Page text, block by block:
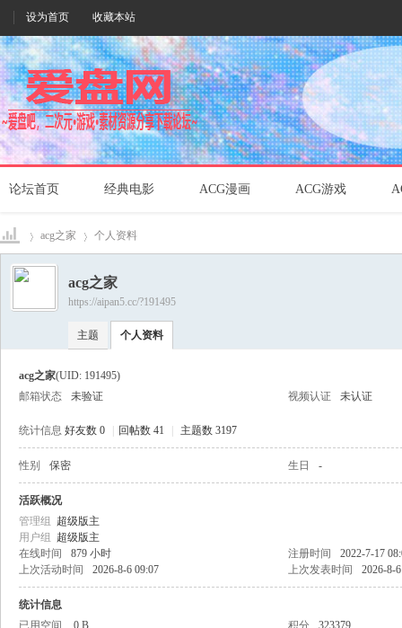
设为首页 收藏本站
论坛首页 经典电影 ACG漫画 ACG游戏
爱盘›
acg之家 个人资料
acg之家
https://aipan5.cc/?191495
主题 个人资料
acg之家(UID: 191495)
邮箱状态
未验证 视频认证 未认证
统计信息 好友数 0 回帖数 41 主题数 3197
性别 保密 生日 -
活跃概况
管理组 超级版主
用户组 超级版主
在线时间
879 小时 注册时间
2022-7-17
上次活动时间
2026-8-6 09:07 上次发表时间 2026-8-
统计信息
已用空间
0 B 积分
323379